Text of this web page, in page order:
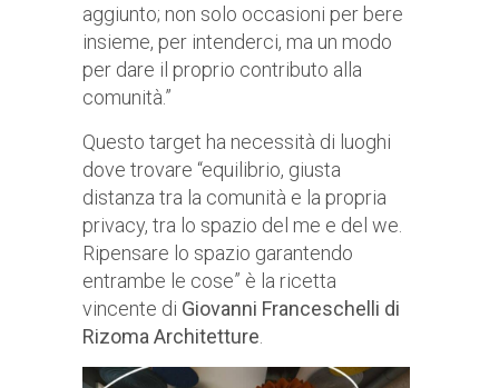
aggiunto; non solo occasioni per bere
insieme, per intenderci, ma un modo
per dare il proprio contributo alla
comunità.”
Questo target ha necessità di luoghi
dove trovare “equilibrio, giusta
distanza tra la comunità e la propria
privacy, tra lo spazio del me e del we.
Ripensare lo spazio garantendo
entrambe le cose” è la ricetta
vincente di Giovanni Franceschelli di
Rizoma Architetture